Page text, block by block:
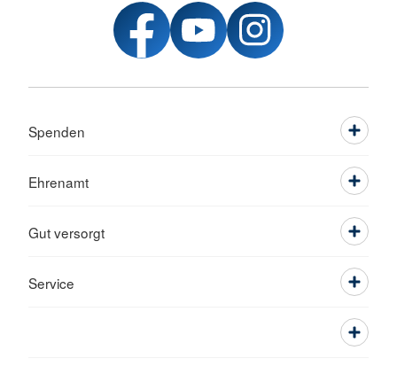
Spenden
Ehrenamt
Gut versorgt
Service